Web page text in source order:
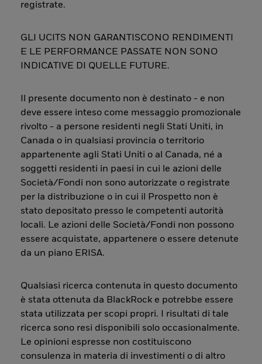
registrate.
GLI UCITS NON GARANTISCONO RENDIMENTI
E LE PERFORMANCE PASSATE NON SONO
INDICATIVE DI QUELLE FUTURE.
Il presente documento non è destinato - e non
deve essere inteso come messaggio promozionale
rivolto - a persone residenti negli Stati Uniti, in
Canada o in qualsiasi provincia o territorio
appartenente agli Stati Uniti o al Canada, né a
soggetti residenti in paesi in cui le azioni delle
Società/Fondi non sono autorizzate o registrate
per la distribuzione o in cui il Prospetto non è
stato depositato presso le competenti autorità
locali. Le azioni delle Società/Fondi non possono
essere acquistate, appartenere o essere detenute
da un piano ERISA.
Qualsiasi ricerca contenuta in questo documento
è stata ottenuta da BlackRock e potrebbe essere
stata utilizzata per scopi propri. I risultati di tale
ricerca sono resi disponibili solo occasionalmente.
Le opinioni espresse non costituiscono
consulenza in materia di investimenti o di altro